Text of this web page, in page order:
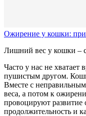
Ожирение у кошки:
Лишний вес у кошки –
Часто у нас не хватает
пушистым другом.
Вместе с
веса, а потом к
провоцируют развитие
продолжительность и